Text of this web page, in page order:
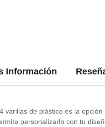
Información
varillas de plástico es la
personalizarlo con tu